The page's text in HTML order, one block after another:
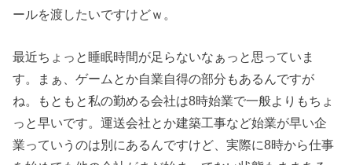
ールを渡したいですけどｗ。
最近ちょっと睡眠時間が足らないなぁっと思っていま
す。まぁ、ゲームとか自業自得の部分もあるんですが
ね。もともと私の勤める会社は8時始業で一般よりもちょ
っと早いです。運送会社とか建築工事など始業が早い企
業っていうのは別にあるんですけど、実際に8時から仕事